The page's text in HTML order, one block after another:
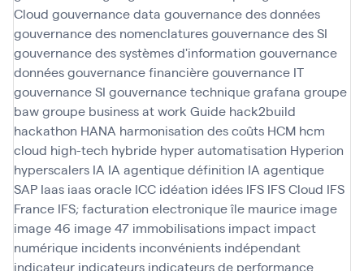
Cloud gouvernance data gouvernance des données
gouvernance des nomenclaturesgouvernance des SI
gouvernance des systèmes d'information gouvernance
donnéesgouvernance financièregouvernance IT
gouvernance SI gouvernance techniquegrafana groupe
bawgroupe business at work Guide hack2build
hackathon HANA harmonisation des coûts HCM hcm
cloud high-tech hybride hyper automatisation Hyperion
hyperscalers IA IA agentique définition IA agentique
SAP Iaas iaas oracle ICC idéation idées IFS IFS Cloud IFS
France IFS; facturation electroniqueîle maurice image
image 46 image 47 immobilisations impact impact
numérique incidents inconvénients indépendant
indicateur indicateurs indicateurs de performance